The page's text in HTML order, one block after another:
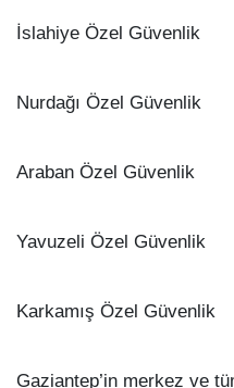
İslahiye Özel Güvenlik
Nurdağı Özel Güvenlik
Araban Özel Güvenlik
Yavuzeli Özel Güvenlik
Karkamış Özel Güvenlik
Gaziantep’in merkez ve